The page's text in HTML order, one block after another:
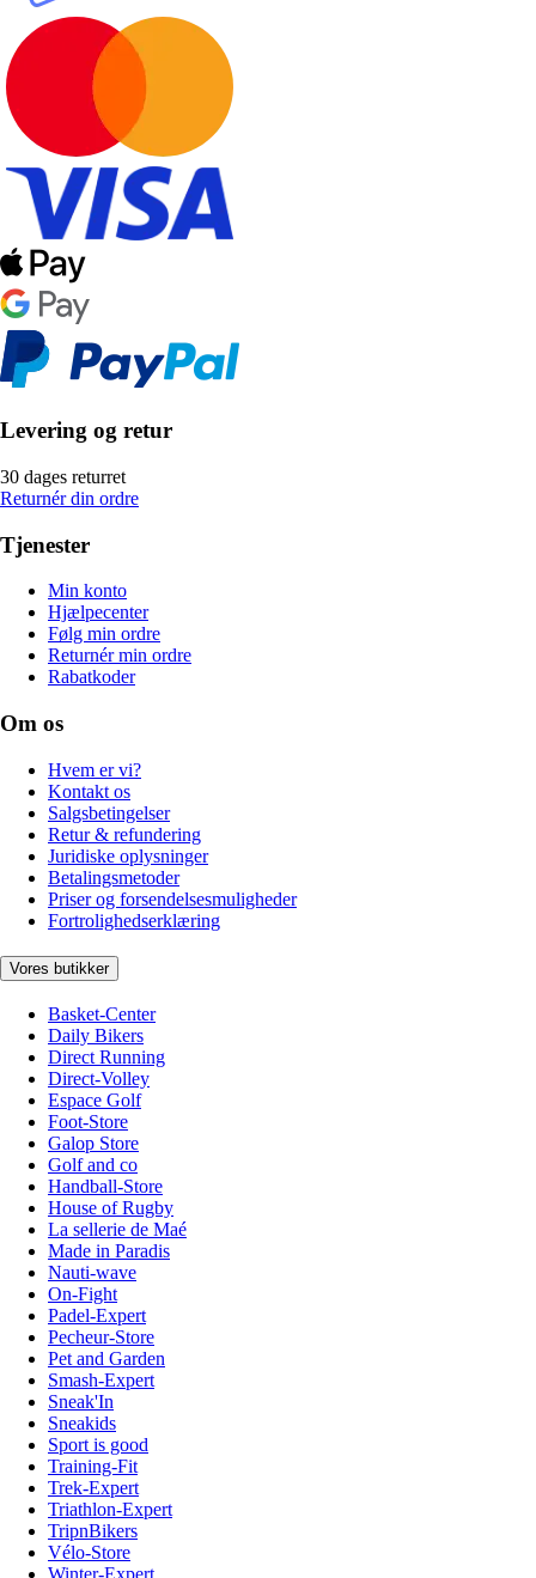
Levering og retur
30 dages returret
Returnér din ordre
Tjenester
Min konto
Hjælpecenter
Følg min ordre
Returnér min ordre
Rabatkoder
Om os
Hvem er vi?
Kontakt os
Salgsbetingelser
Retur & refundering
Juridiske oplysninger
Betalingsmetoder
Priser og forsendelsesmuligheder
Fortrolighedserklæring
Vores butikker
Basket-Center
Daily Bikers
Direct Running
Direct-Volley
Espace Golf
Foot-Store
Galop Store
Golf and co
Handball-Store
House of Rugby
La sellerie de Maé
Made in Paradis
Nauti-wave
On-Fight
Padel-Expert
Pecheur-Store
Pet and Garden
Smash-Expert
Sneak'In
Sneakids
Sport is good
Training-Fit
Trek-Expert
Triathlon-Expert
TripnBikers
Vélo-Store